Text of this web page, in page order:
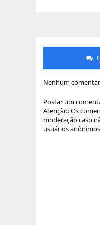
Nenhum
Postar um
Atenção: Os
moderação caso
usuários